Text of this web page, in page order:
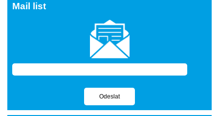
Mail list